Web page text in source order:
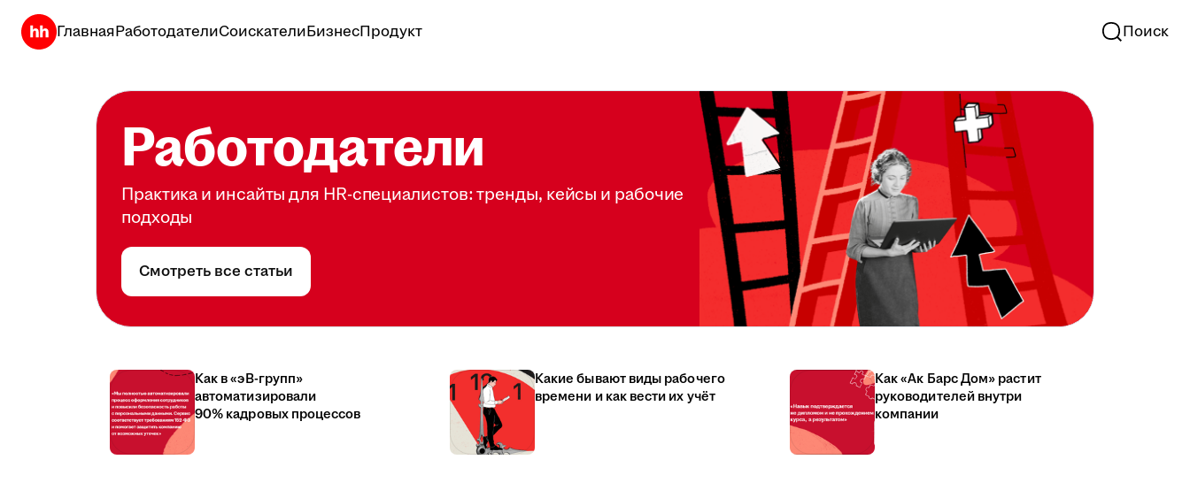
ГлавнаяРаботодателиСоискателиБизнесПродукт Поиск
Работодатели
Практика и инсайты для HR-специалистов: тренды, кейсы и рабочие
подходы
Смотреть все статьи
Как в «эВ-групп»
автоматизировали
90% кадровых процессов
Какие бывают виды рабочего
времени и как вести их учёт
Как «Ак Барс Дом» растит
руководителей внутри
компании